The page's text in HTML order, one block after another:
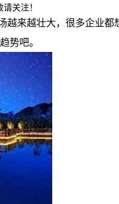
关注！
越来越壮大，很多企业
势吧。